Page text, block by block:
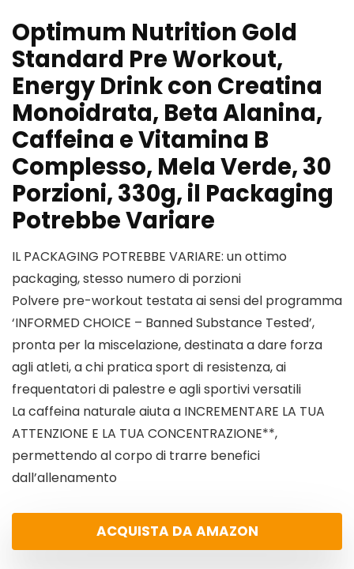
Optimum Nutrition Gold
Standard Pre Workout,
Energy Drink con Creatina
Monoidrata, Beta Alanina,
Caffeina e Vitamina B
Complesso, Mela Verde, 30
Porzioni, 330g, il Packaging
Potrebbe Variare
IL PACKAGING POTREBBE VARIARE: un ottimo
packaging, stesso numero di porzioni
Polvere pre-workout testata ai sensi del programma
‘INFORMED CHOICE – Banned Substance Tested’,
pronta per la miscelazione, destinata a dare forza
agli atleti, a chi pratica sport di resistenza, ai
frequentatori di palestre e agli sportivi versatili
La caffeina naturale aiuta a INCREMENTARE LA TUA
ATTENZIONE E LA TUA CONCENTRAZIONE**,
permettendo al corpo di trarre benefici
dall’allenamento
ACQUISTA DA AMAZON